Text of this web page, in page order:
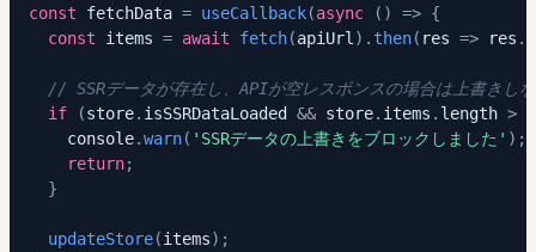
const fetchData = useCallback(async ( ) => {
const items = await fetch(apiUrl ) . then( res => res .
// SSRデータが存在し、APIが空レスポンスの場合は上書きし
if
(store. isSSRDataLoaded && store. items . length >
console.warn( 'SSRデータの上書きをブロックしました' ) ;
return;
}
updateStore(items) ;